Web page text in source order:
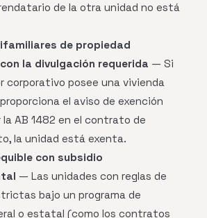
de la otra unidad no está
de propiedad
la divulgación requerida — Si
corporativo posee una vivienda
el aviso de exención
la AB 1482 en el contrato de
la unidad está exenta.
con subsidio
— Las unidades con reglas de
bajo un programa de
o estatal (como los contratos